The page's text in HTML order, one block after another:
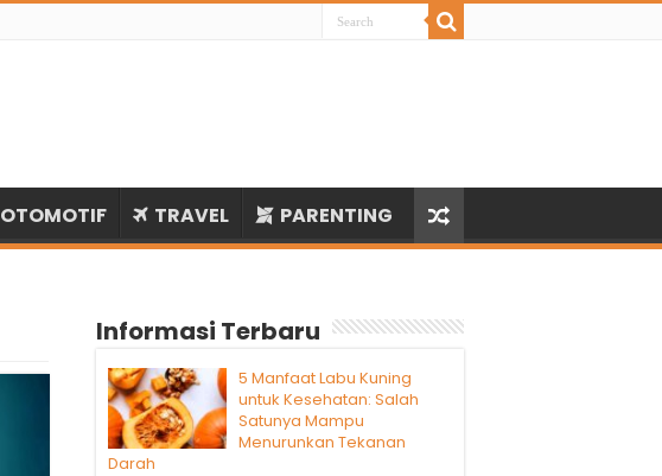
OTOMOTIF TRAVEL PARENTING
Informasi Terbaru
5 Manfaat Labu Kuning
untuk Kesehatan: Salah
Satunya Mampu
Menurunkan Tekanan
Darah